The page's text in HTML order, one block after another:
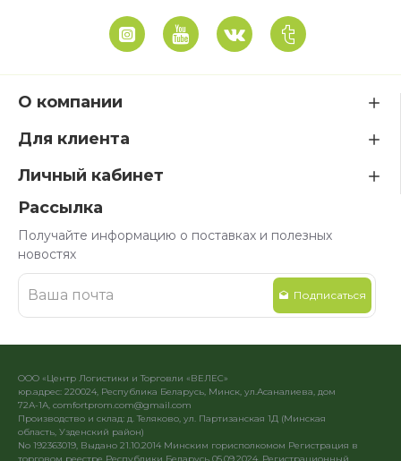
О компании
Для клиента
Личный кабинет
Рассылка
Получайте информацию о поставках и полезных
новостях
Подписаться
ООО «Центр Логистики и Торговли «ВЕЛЕС»
юр.адрес: 220024, Республика Беларусь, Минск, ул.Асаналиева, дом
72А-1А, comfortprom.com@gmail.com
Производство и склад: д. Теляково, ул. Партизанская 1Д (Минская
область, Узденский район)
No 192363019, Выдано 21.10.2014 Минским горисполкомом Регистрация в
торговом реестре Республики Беларусь 05.09.2024. Регистрационный